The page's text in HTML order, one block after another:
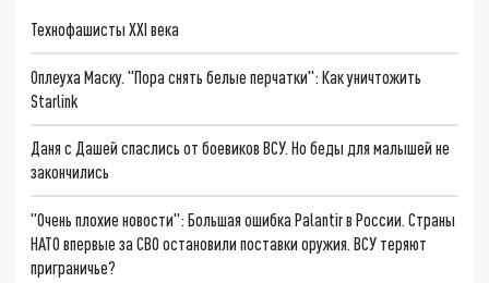
Технофашисты XXI века
Оплеуха Маску. "Пора снять белые перчатки": Как уничтожить
Starlink
Даня с Дашей спаслись от боевиков ВСУ. Но беды для малышей не
закончились
"Очень плохие новости": Большая ошибка Palantir в России. Страны
НАТО впервые за СВО остановили поставки оружия. ВСУ теряют
приграничье?